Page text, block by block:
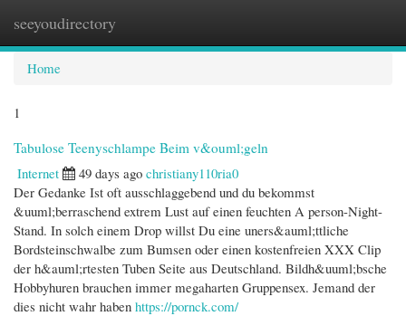
seeyoudirectory
Home
1
Tabulose Teenyschlampe Beim v&ouml;geln
Internet
49 days ago christiany110ria0
Der Gedanke Ist oft ausschlaggebend und du bekommst
&uuml;berraschend extrem Lust auf einen feuchten A person-Night-
Stand. In solch einem Drop willst Du eine uners&auml;ttliche
Bordsteinschwalbe zum Bumsen oder einen kostenfreien XXX Clip
der h&auml;rtesten Tuben Seite aus Deutschland. Bildh&uuml;bsche
Hobbyhuren brauchen immer megaharten Gruppensex. Jemand der
dies nicht wahr haben https://pornck.com/